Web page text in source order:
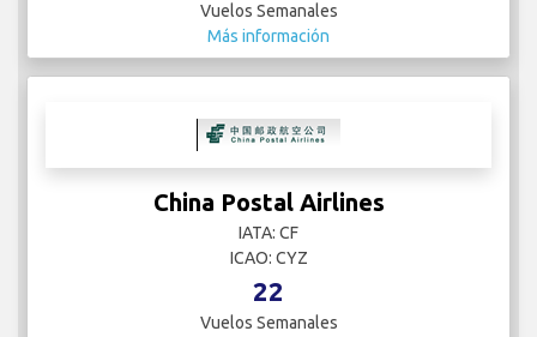
Vuelos Semanales
Más información
China Postal Airlines
IATA: CF
ICAO: CYZ
22
Vuelos Semanales